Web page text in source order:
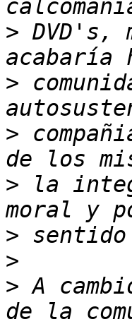
> DVD's,
>
>
> la
>
>
> A